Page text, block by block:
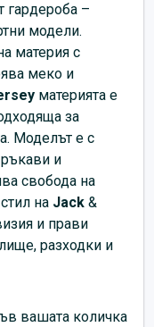
гардероба –
модели.
материя с
меко и
материята е
за
Моделът е с
и
свобода на
на Jack &
и прави
разходки и
вашата количка